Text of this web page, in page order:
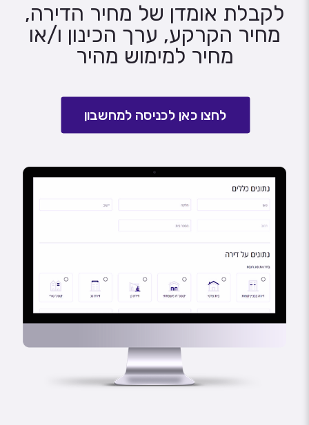
לקבלת אומדן של מחיר הדירה,
מחיר הקרקע, ערך הכינון ו/או
מחיר למימוש מהיר
לחצו כאן לכניסה למחשבון